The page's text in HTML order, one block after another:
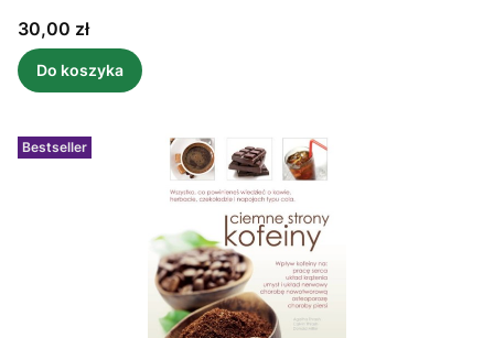
Cena
30,00 zł
Do koszyka
Bestseller